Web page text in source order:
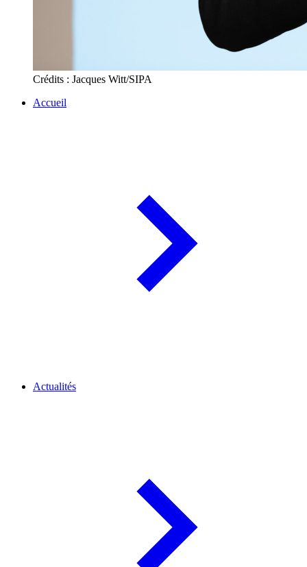
Crédits : Jacques Witt/SIPA
Accueil
Actualités